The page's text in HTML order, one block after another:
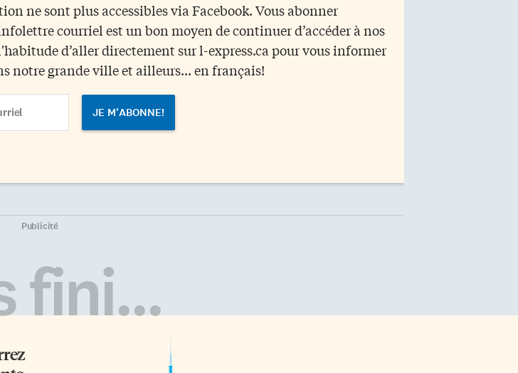
ne sont plus accessibles via Facebook. Vous abonner
courriel est un bon moyen de continuer d’accéder à nos
d’aller directement sur l-express.ca pour vous informer
notre grande ville et ailleurs... en français!
Publicité
fini...